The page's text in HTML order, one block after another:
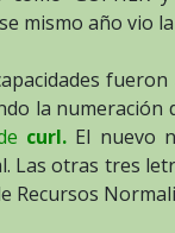
mismo año vio
la numeración
curl. El nuevo
Las otras tres
Recursos